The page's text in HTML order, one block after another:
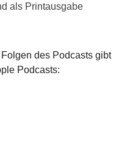
als Printausgabe
des Podcasts gibt
Podcasts: